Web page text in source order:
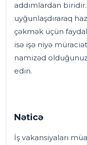
addımlardan
uyğunlaşdıraraq
çəkmək üçün
isə işə niyə
namizəd
edin.
Nəticə
İş vakansiyaları